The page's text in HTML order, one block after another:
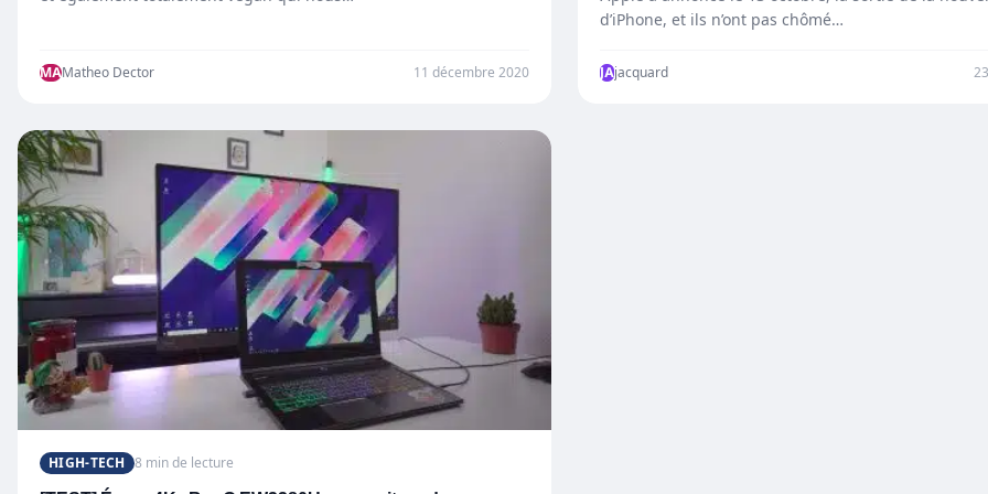
MAMatheo Dector 11 décembre 2020
d’iPhone, et ils n’ont pas chômé…
JAjacquard
HIGH-TECH 8 min de lecture